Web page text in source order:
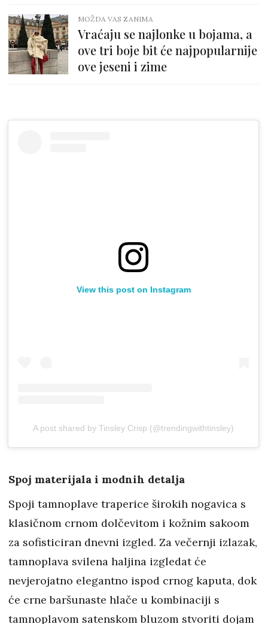
MOŽDA VAS ZANIMA
Vraćaju se najlonke u bojama, a
ove tri boje bit će najpopularnije
ove jeseni i zime
View this post on Instagram
A post shared by Tinsley Crisp (@trendingwithtinsley)
Spoj materijala i modnih detalja
Spoji tamnoplave traperice širokih nogavica s
klasičnom crnom dolčevitom i kožnim sakoom
za sofisticiran dnevni izgled. Za večernji izlazak,
tamnoplava svilena haljina izgledat će
nevjerojatno elegantno ispod crnog kaputa, dok
će crne baršunaste hlače u kombinaciji s
tamnoplavom satenskom bluzom stvoriti dojam